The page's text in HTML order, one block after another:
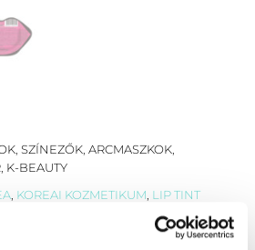
SZÍNEZŐK ARCMASZKOK,
K-BEAUTY
KOREAI KOZMETIKUM LIP TINT